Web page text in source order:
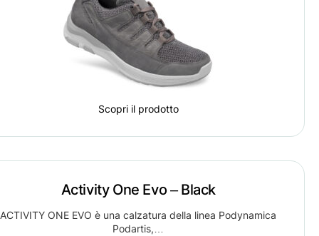
Scopri il prodotto
Activity One Evo – Black
ACTIVITY ONE EVO è una calzatura della linea Podynamica
Podartis,…